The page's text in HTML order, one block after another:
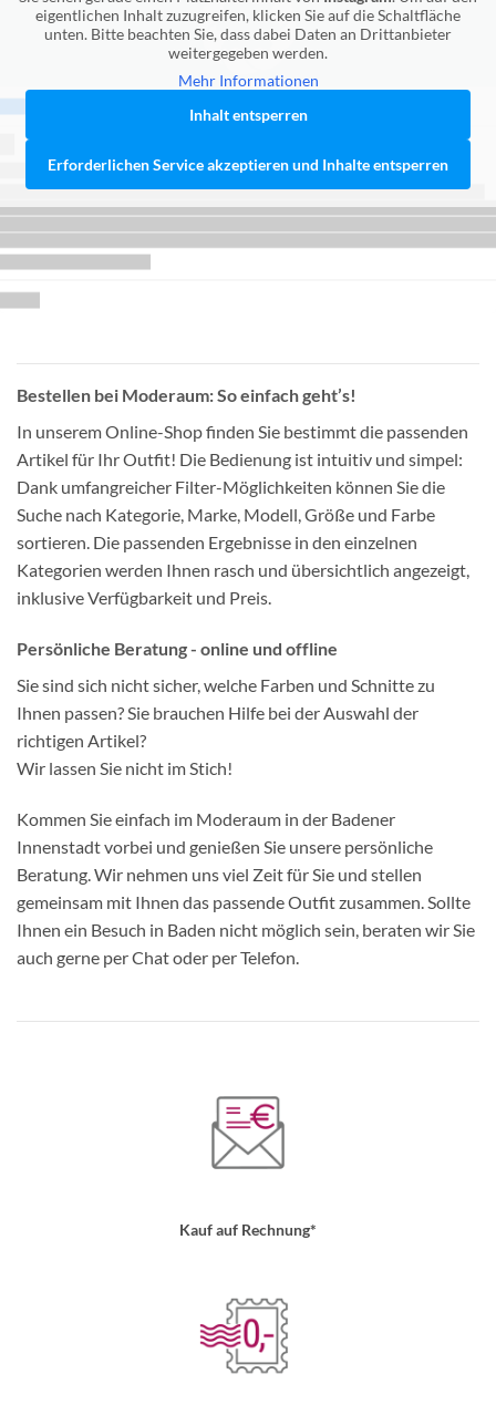
eigentlichen Inhalt zuzugreifen, klicken Sie auf die Schaltfläche
unten. Bitte beachten Sie, dass dabei Daten an Drittanbieter
weitergegeben werden.
Mehr Informationen
Inhalt entsperren
Erforderlichen Service akzeptieren und Inhalte entsperren
Bestellen bei Moderaum: So einfach geht’s!
In unserem Online-Shop finden Sie bestimmt die passenden
Artikel für Ihr Outfit! Die Bedienung ist intuitiv und simpel:
Dank umfangreicher Filter-Möglichkeiten können Sie die
Suche nach Kategorie, Marke, Modell, Größe und Farbe
sortieren. Die passenden Ergebnisse in den einzelnen
Kategorien werden Ihnen rasch und übersichtlich angezeigt,
inklusive Verfügbarkeit und Preis.
Persönliche Beratung - online und offline
Sie sind sich nicht sicher, welche Farben und Schnitte zu
Ihnen passen? Sie brauchen Hilfe bei der Auswahl der
richtigen Artikel?
Wir lassen Sie nicht im Stich!
Kommen Sie einfach im Moderaum in der Badener
Innenstadt vorbei und genießen Sie unsere persönliche
Beratung. Wir nehmen uns viel Zeit für Sie und stellen
gemeinsam mit Ihnen das passende Outfit zusammen. Sollte
Ihnen ein Besuch in Baden nicht möglich sein, beraten wir Sie
auch gerne per Chat oder per Telefon.
Kauf auf Rechnung*